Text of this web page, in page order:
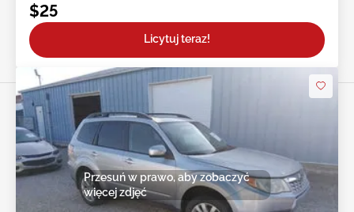
$25
Licytuj teraz!
Przesuń w prawo, aby zobaczyć
więcej zdjęć